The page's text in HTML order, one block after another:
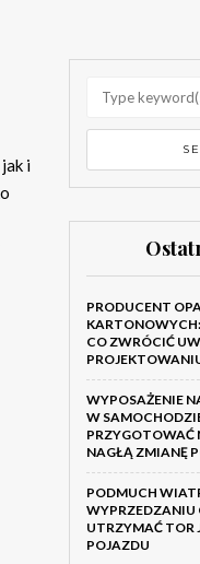
i
PRODUCENT
CO ZWRÓCIĆ
WYPOSAŻENIE
W
PRZYGOTOWAĆ
NAGŁĄ ZMIANĘ
PODMUCH
WYPRZEDZANIU
UTRZYMAĆ TOR
POJAZDU